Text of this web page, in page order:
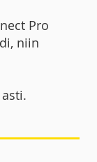
Pro
niin